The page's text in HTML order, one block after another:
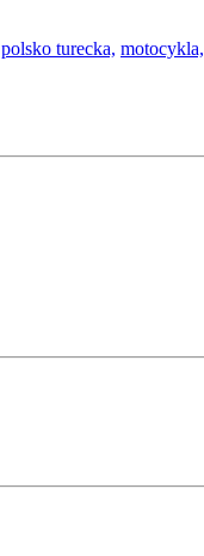
polsko turecka, motocykla,